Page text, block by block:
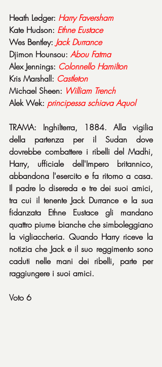
Heath Ledger: Harry Faversham
Kate Hudson: Ethne Eustace
Wes Bentley: Jack Durrance
Djimon Hounsou: Abou Fatma
Alex Jennings: Colonnello Hamilton
Kris Marshall: Castleton
Michael Sheen: William Trench
Alek Wek: principessa schiava Aquol
TRAMA: Inghilterra, 1884. Alla vigilia
della partenza per il Sudan dove
dovrebbe combattere i ribelli del Madhi,
Harry, ufficiale dell'Impero britannico,
abbandona l'esercito e fa ritorno a casa.
Il padre lo disereda e tre dei suoi amici,
tra cui il tenente Jack Durrance e la sua
fidanzata Ethne Eustace gli mandano
quattro piume bianche che simboleggiano
la vigliaccheria. Quando Harry riceve la
notizia che Jack e il suo reggimento sono
caduti nelle mani dei ribelli, parte per
raggiungere i suoi amici.
Voto 6